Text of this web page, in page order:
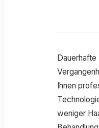
Ihnen
weniger